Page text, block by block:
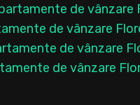
de vânzare
de vânzare
de vânzare
de vânzare